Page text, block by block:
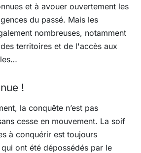
et à avouer ouvertement les
du passé. Mais les
nombreuses, notamment
des territoires et de l'accès aux
!
la conquête n’est pas
cesse en mouvement. La soif
à conquérir est toujours
qui ont été dépossédés par le